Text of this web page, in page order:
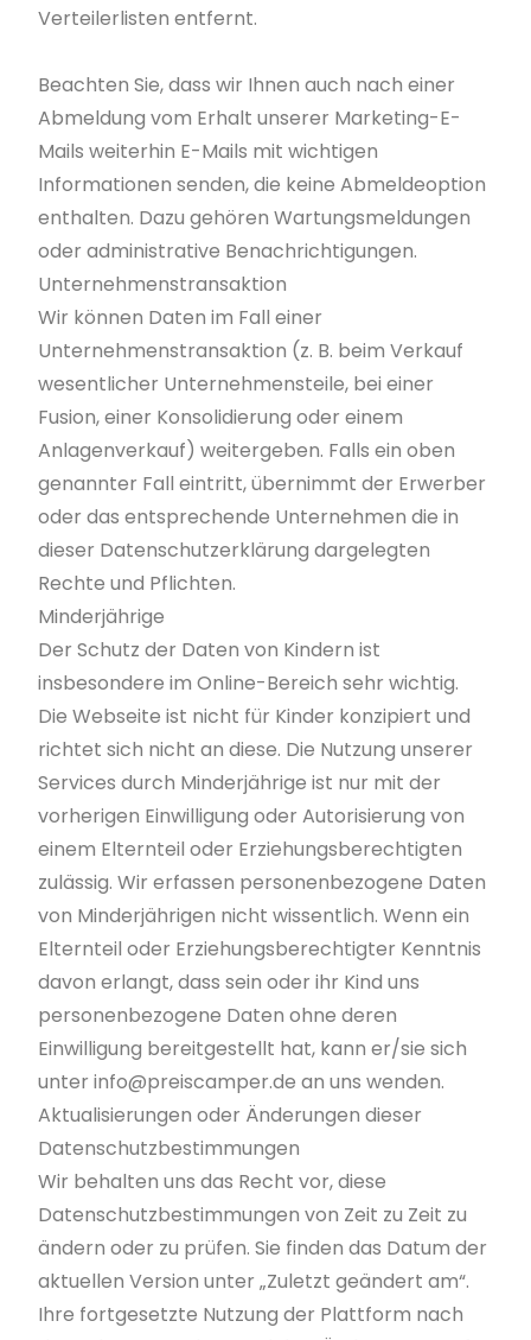
Verteilerlisten entfernt.
Beachten Sie, dass wir Ihnen auch nach einer
Abmeldung vom Erhalt unserer Marketing-E-
Mails weiterhin E-Mails mit wichtigen
Informationen senden, die keine Abmeldeoption
enthalten. Dazu gehören Wartungsmeldungen
oder administrative Benachrichtigungen.
Unternehmenstransaktion
Wir können Daten im Fall einer
Unternehmenstransaktion (z. B. beim Verkauf
wesentlicher Unternehmensteile, bei einer
Fusion, einer Konsolidierung oder einem
Anlagenverkauf) weitergeben. Falls ein oben
genannter Fall eintritt, übernimmt der Erwerber
oder das entsprechende Unternehmen die in
dieser Datenschutzerklärung dargelegten
Rechte und Pflichten.
Minderjährige
Der Schutz der Daten von Kindern ist
insbesondere im Online-Bereich sehr wichtig.
Die Webseite ist nicht für Kinder konzipiert und
richtet sich nicht an diese. Die Nutzung unserer
Services durch Minderjährige ist nur mit der
vorherigen Einwilligung oder Autorisierung von
einem Elternteil oder Erziehungsberechtigten
zulässig. Wir erfassen personenbezogene Daten
von Minderjährigen nicht wissentlich. Wenn ein
Elternteil oder Erziehungsberechtigter Kenntnis
davon erlangt, dass sein oder ihr Kind uns
personenbezogene Daten ohne deren
Einwilligung bereitgestellt hat, kann er/sie sich
unterinfo@preiscamper.de an uns wenden.
Aktualisierungen oder Änderungen dieser
Datenschutzbestimmungen
Wir behalten uns das Recht vor, diese
Datenschutzbestimmungen von Zeit zu Zeit zu
ändern oder zu prüfen. Sie finden das Datum der
aktuellen Version unter „Zuletzt geändert am“.
Ihre fortgesetzte Nutzung der Plattform nach